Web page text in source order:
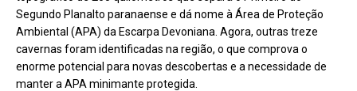
Segundo Planalto paranaense e dá nome à Área de Proteção
Ambiental (APA) da Escarpa Devoniana. Agora, outras treze
cavernas foram identificadas na região, o que comprova o
enorme potencial para novas descobertas e a necessidade de
manter a APA minimante protegida.